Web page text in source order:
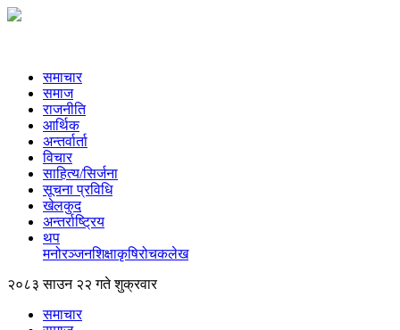
समाचार
समाज
राजनीति
आर्थिक
अन्तर्वार्ता
विचार
साहित्य/सिर्जना
सूचना प्रविधि
खेलकुद
अन्तर्राष्ट्रिय
थप
मनोरञ्‍जनशिक्षाकृषिरोचकलेख
२०८३ साउन २२ गते शुक्रवार
समाचार